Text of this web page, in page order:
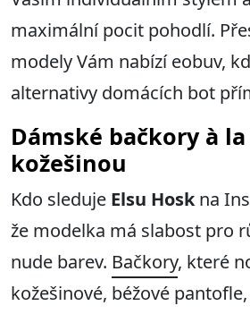
maximální pocit pohodlí.
modely Vám nabízí eobuv,
alternativy domácích bot
Dámské bačkory à
kožešinou
Kdo sleduje Elsu Hoskna
že modelka má slabost pro
nude barev. Bačkory, které
kožešinové, béžové